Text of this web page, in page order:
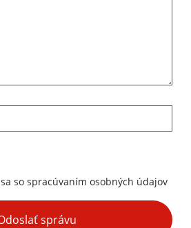
so spracúvaním osobných údajov
správu